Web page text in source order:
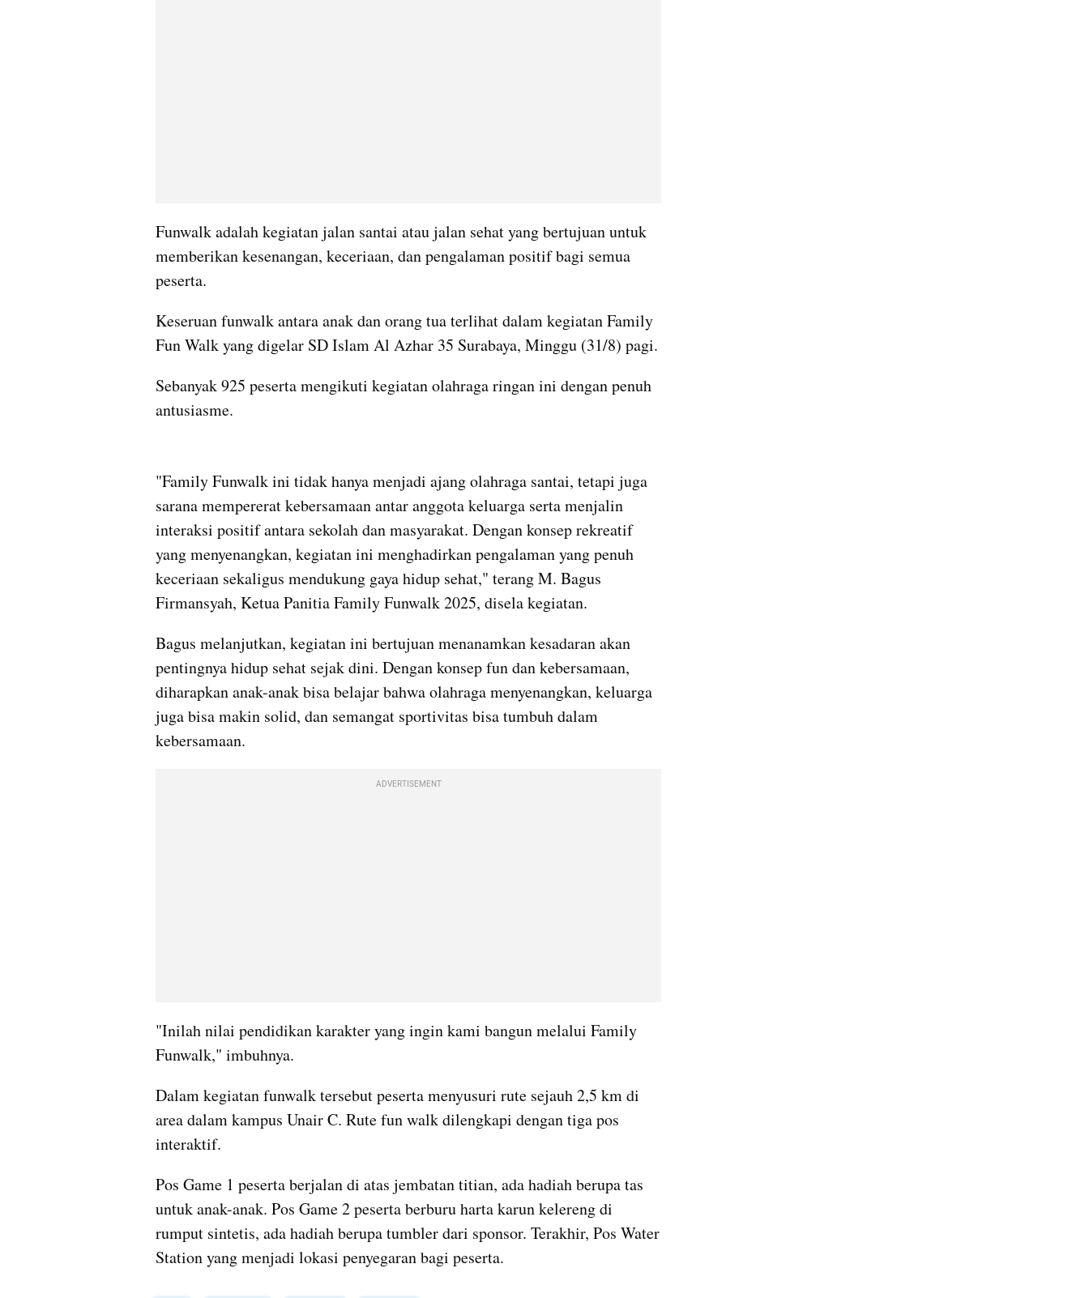
Funwalk adalah kegiatan jalan santai atau jalan sehat yang bertujuan untuk
memberikan kesenangan, keceriaan, dan pengalaman positif bagi semua
peserta.
Keseruan funwalk antara anak dan orang tua terlihat dalam kegiatan Family
Fun Walk yang digelar SD Islam Al Azhar 35 Surabaya, Minggu (31/8) pagi.
Sebanyak 925 peserta mengikuti kegiatan olahraga ringan ini dengan penuh
antusiasme.
"Family Funwalk ini tidak hanya menjadi ajang olahraga santai, tetapi juga
sarana mempererat kebersamaan antar anggota keluarga serta menjalin
interaksi positif antara sekolah dan masyarakat. Dengan konsep rekreatif
yang menyenangkan, kegiatan ini menghadirkan pengalaman yang penuh
keceriaan sekaligus mendukung gaya hidup sehat," terang M. Bagus
Firmansyah, Ketua Panitia Family Funwalk 2025, disela kegiatan.
Bagus melanjutkan, kegiatan ini bertujuan menanamkan kesadaran akan
pentingnya hidup sehat sejak dini. Dengan konsep fun dan kebersamaan,
diharapkan anak-anak bisa belajar bahwa olahraga menyenangkan, keluarga
juga bisa makin solid, dan semangat sportivitas bisa tumbuh dalam
kebersamaan.
ADVERTISEMENT
"Inilah nilai pendidikan karakter yang ingin kami bangun melalui Family
Funwalk," imbuhnya.
Dalam kegiatan funwalk tersebut peserta menyusuri rute sejauh 2,5 km di
area dalam kampus Unair C. Rute fun walk dilengkapi dengan tiga pos
interaktif.
Pos Game 1 peserta berjalan di atas jembatan titian, ada hadiah berupa tas
untuk anak-anak. Pos Game 2 peserta berburu harta karun kelereng di
rumput sintetis, ada hadiah berupa tumbler dari sponsor. Terakhir, Pos Water
Station yang menjadi lokasi penyegaran bagi peserta.